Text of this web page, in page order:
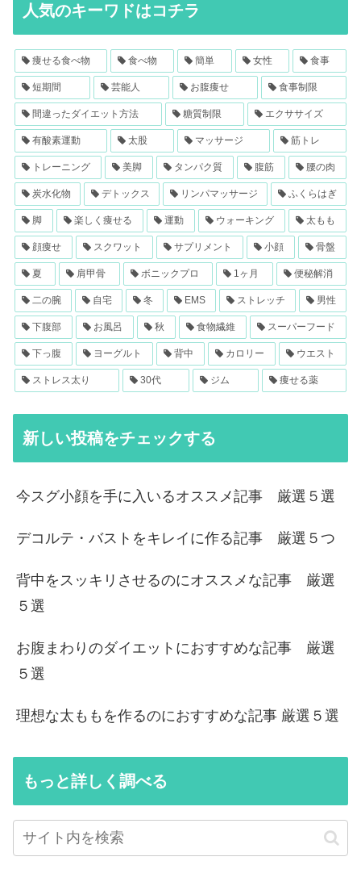
人気のキーワドはコチラ
痩せる食べ物 食べ物 簡単 女性 食事
短期間 芸能人 お腹痩せ 食事制限
間違ったダイエット方法 糖質制限 エクササイズ
有酸素運動 太股 マッサージ 筋トレ
トレーニング 美脚 タンパク質 腹筋 腰の肉
炭水化物 デトックス リンパマッサージ ふくらはぎ
脚 楽しく痩せる 運動 ウォーキング 太もも
顔痩せ スクワット サプリメント 小顔 骨盤
夏 肩甲骨 ボニックプロ 1ヶ月 便秘解消
二の腕 自宅 冬 EMS ストレッチ 男性
下腹部 お風呂 秋 食物繊維 スーパーフード
下っ腹 ヨーグルト 背中 カロリー ウエスト
ストレス太り 30代 ジム 痩せる薬
新しい投稿をチェックする
今スグ小顔を手に入いるオススメ記事 厳選５選
デコルテ・バストをキレイに作る記事 厳選５つ
背中をスッキリさせるのにオススメな記事 厳選
５選
お腹まわりのダイエットにおすすめな記事 厳選
５選
理想な太ももを作るのにおすすめな記事 厳選５選
もっと詳しく調べる